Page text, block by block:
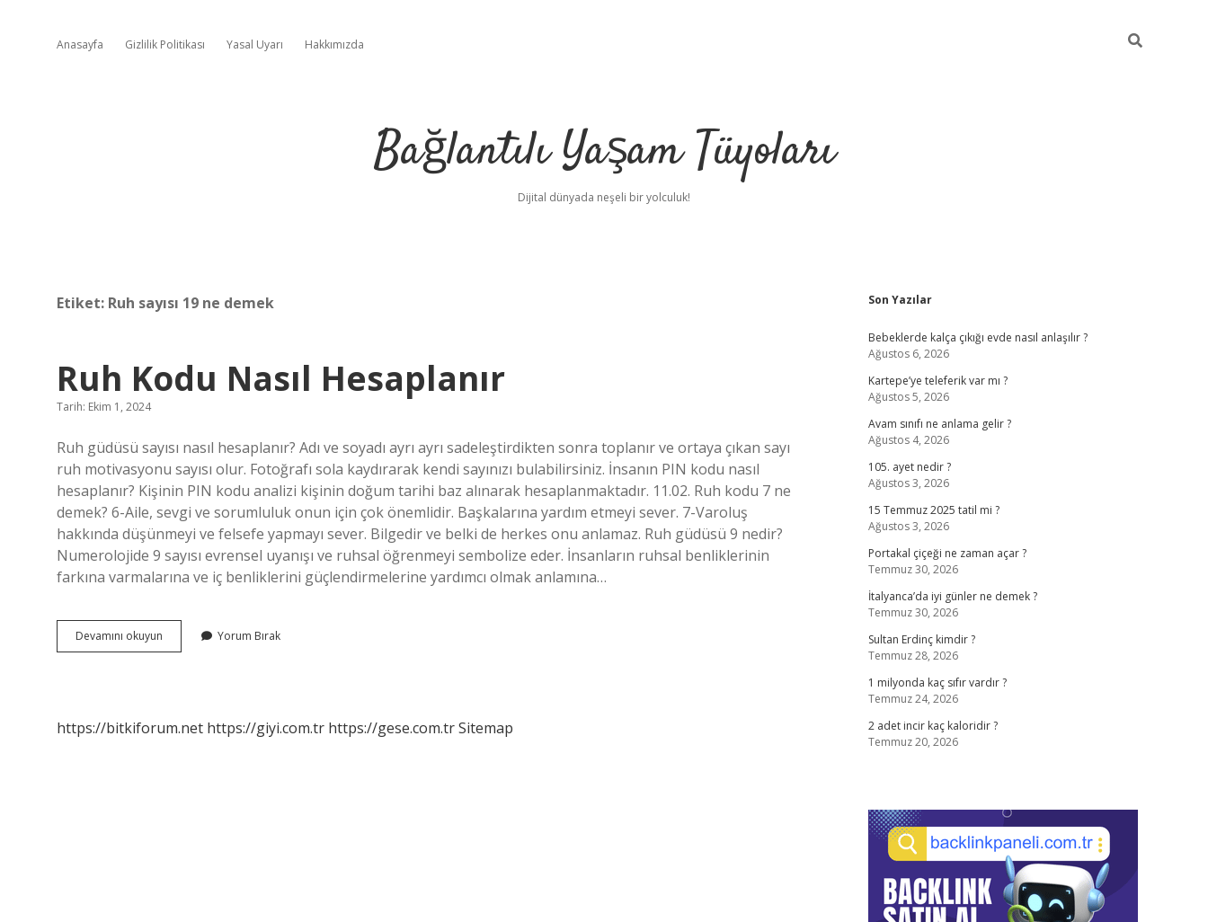
Anasayfa Gizlilik Politikası Yasal Uyarı Hakkımızda
Bağlantılı Yaşam Tüyoları
Dijital dünyada neşeli bir yolculuk!
Etiket: Ruh sayısı 19 ne demek
Ruh Kodu Nasıl Hesaplanır
Tarih: Ekim 1, 2024
Ruh güdüsü sayısı nasıl hesaplanır? Adı ve soyadı ayrı ayrı sadeleştirdikten sonra toplanır ve ortaya çıkan sayı
ruh motivasyonu sayısı olur. Fotoğrafı sola kaydırarak kendi sayınızı bulabilirsiniz. İnsanın PIN kodu nasıl
hesaplanır? Kişinin PIN kodu analizi kişinin doğum tarihi baz alınarak hesaplanmaktadır. 11.02. Ruh kodu 7 ne
demek? 6-Aile, sevgi ve sorumluluk onun için çok önemlidir. Başkalarına yardım etmeyi sever. 7-Varoluş
hakkında düşünmeyi ve felsefe yapmayı sever. Bilgedir ve belki de herkes onu anlamaz. Ruh güdüsü 9 nedir?
Numerolojide 9 sayısı evrensel uyanışı ve ruhsal öğrenmeyi sembolize eder. İnsanların ruhsal benliklerinin
farkına varmalarına ve iç benliklerini güçlendirmelerine yardımcı olmak anlamına…
Devamını okuyun
Kodu
Yorum Bırak
https://bitkiforum.net https://giyi.com.tr https://gese.com.trSitemap
Sidebar
Son Yazılar
Bebeklerde kalça çıkığı evde nasıl anlaşılır ?
Ağustos 6, 2026
Kartepe’ye teleferik var mı ?
Ağustos 5, 2026
Avam sınıfı ne anlama gelir ?
Ağustos 4, 2026
105. ayet nedir ?
Ağustos 3, 2026
15 Temmuz 2025 tatil mi ?
Ağustos 3, 2026
Portakal çiçeği ne zaman açar ?
Temmuz 30, 2026
İtalyanca’da iyi günler ne demek ?
Temmuz 30, 2026
Sultan Erdinç kimdir ?
Temmuz 28, 2026
1 milyonda kaç sıfır vardır ?
Temmuz 24, 2026
2 adet incir kaç kaloridir ?
Temmuz 20, 2026